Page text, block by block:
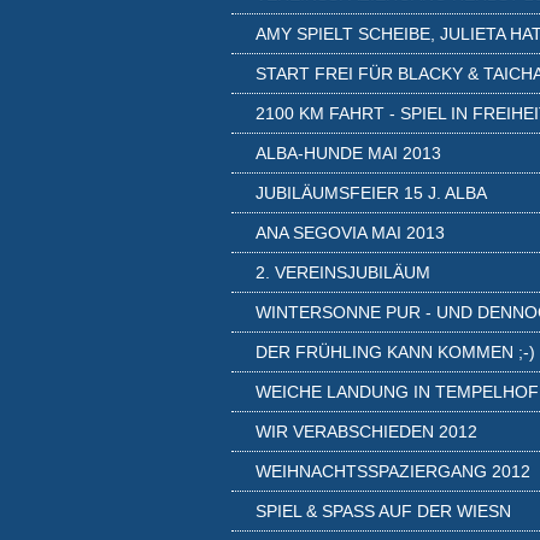
AMY SPIELT SCHEIBE, JULIETA
START FREI FÜR BLACKY &
2100 KM FAHRT - SPIEL IN
ALBA-HUNDE MAI 2013
JUBILÄUMSFEIER 15 J. ALBA
ANA SEGOVIA MAI 2013
2. VEREINSJUBILÄUM
WINTERSONNE PUR - UND
DER FRÜHLING KANN KOMMEN ;-)
WEICHE LANDUNG IN TEMPELHOF
WIR VERABSCHIEDEN 2012
WEIHNACHTSSPAZIERGANG 2012
SPIEL & SPASS AUF DER WIESN